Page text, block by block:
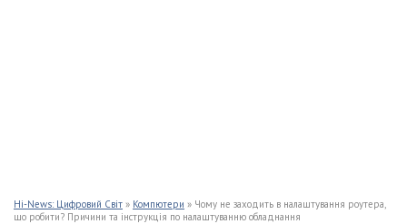
Hi-News: Цифровий Світ » Компютери » Чому не заходить в налаштування роутера,
що робити? Причини та інструкція по налаштуванню обладнання